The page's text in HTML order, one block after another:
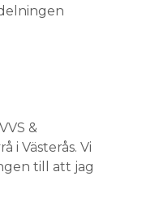
&
i Västerås. Vi
till att jag